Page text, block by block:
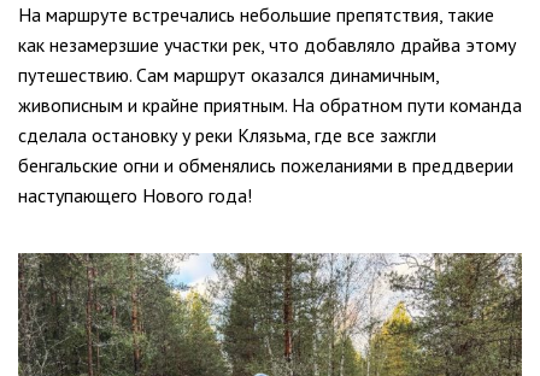
На маршруте встречались небольшие препятствия, такие
как незамерзшие участки рек, что добавляло драйва этому
путешествию. Сам маршрут оказался динамичным,
живописным и крайне приятным. На обратном пути команда
сделала остановку у реки Клязьма, где все зажгли
бенгальские огни и обменялись пожеланиями в преддверии
наступающего Нового года!